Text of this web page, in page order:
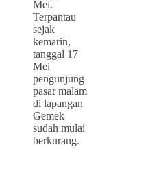
Mei.
Terpantau
sejak
kemarin,
tanggal 17
Mei
pengunjung
pasar malam
di lapangan
Gemek
sudah mulai
berkurang.